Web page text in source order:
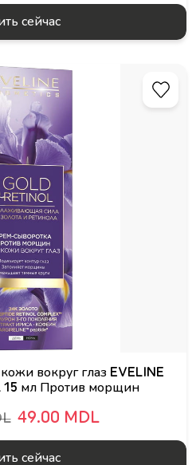
сейчас
вокруг глаз EVELINE
15 мл Против морщин
49.00 MDL
сейчас